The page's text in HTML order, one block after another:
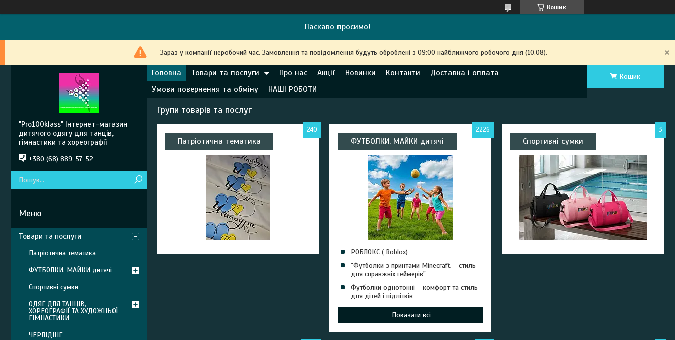
Кошик
Ласкаво просимо!
Зараз у компанії неробочий час. Замовлення та повідомлення будуть оброблені з 09:00 найближчого робочого дня (10.08).
Головна Товари та послуги Про нас Акції Новинки Контакти
Доставка і оплата
Умови повернення та обміну
НАШІ РОБОТИ
Кошик
Групи товарів та послуг
Патріотична тематика
240
ФУТБОЛКИ, МАЙКИ дитячі
2226
РОБЛОКС ( Roblox)
"Футболки з принтами Minecraft – стиль
для справжніх геймерів"
Футболки однотонні – комфорт та стиль
для дітей і підлітків
Показати всі
Спортивні сумки
3
"Pro100klass" Інтернет-магазин
дитячого одягу для танців,
гімнастики та хореографії
+380 (68) 889-57-52
Товари та послуги
Патріотична тематика
ФУТБОЛКИ, МАЙКИ дитячі
Спортивні сумки
ОДЯГ ДЛЯ ТАНЦІВ,
ХОРЕОГРАФІЇ ТА ХУДОЖНЬОЇ
ГІМНАСТИКИ
ЧЕРЛІДІНГ